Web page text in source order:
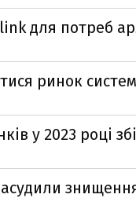
для потреб
ринок
у 2023 році